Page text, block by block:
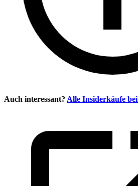
Auch interessant? Alle Insiderkäufe bei